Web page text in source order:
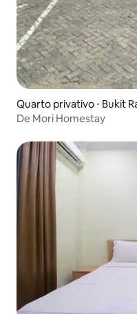
Quarto privativo ⋅ Bukit
De Mori Homestay